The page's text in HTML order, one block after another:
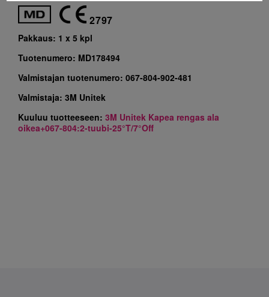
2797
Pakkaus: 1 x 5 kpl
Tuotenumero: MD178494
Valmistajan tuotenumero: 067-804-902-481
Valmistaja: 3M Unitek
Kuuluu tuotteeseen: 3M Unitek Kapea rengas ala
oikea+067-804:2-tuubi-25°T/7°Off